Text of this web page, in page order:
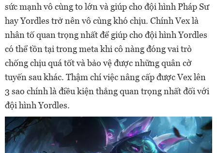
sức mạnh vô cùng to lớn và giúp cho đội hình Pháp Sư
hay Yordles trở nên vô cùng khó chịu. Chính Vex là
nhân tố quan trọng nhất để giúp cho đội hình Yordles
có thể tồn tại trong meta khi cô nàng đóng vai trò
chống chịu quá tốt và bảo vệ được những quân cờ
tuyến sau khác. Thậm chí việc nâng cấp được Vex lên
3 sao chính là điều kiện thắng quan trọng nhất đối với
đội hình Yordles.